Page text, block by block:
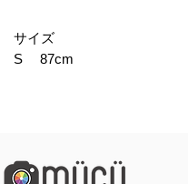
サイズ
S 87cm